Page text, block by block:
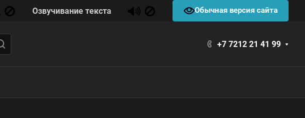
Озвучивание текста Обычная версия сайта
+7 7212 21 41 99